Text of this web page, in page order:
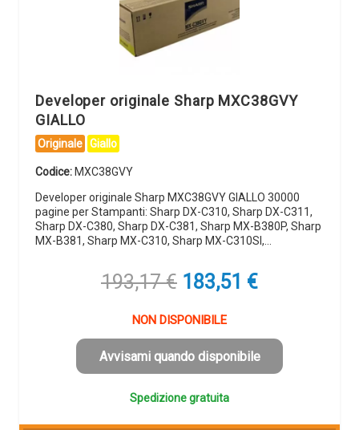
Developer originale Sharp MXC38GVY
GIALLO
Originale Giallo
Codice: MXC38GVY
Developer originale Sharp MXC38GVY GIALLO 30000
pagine per Stampanti: Sharp DX-C310, Sharp DX-C311,
Sharp DX-C380, Sharp DX-C381, Sharp MX-B380P, Sharp
MX-B381, Sharp MX-C310, Sharp MX-C310SI,…
193,17€ Il
originale
era:
193,17 €.
183,51 €Il
è:
183,51 €.
NON DISPONIBILE
Avvisami quando disponibile
Spedizione gratuita